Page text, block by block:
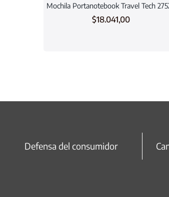
Mochila Portanotebook Travel Tech
$18.041,00
Defensa del consumidor